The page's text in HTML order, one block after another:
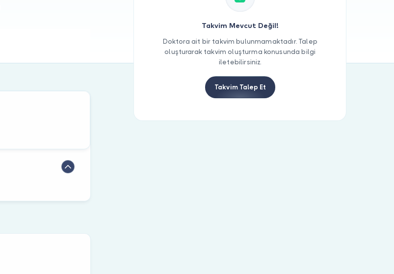
Takvim Mevcut Değil!
Doktora ait bir takvim bulunmamaktadır. Talep
oluşturarak takvim oluşturma konusunda bilgi
iletebilirsiniz.
Takvim Talep Et